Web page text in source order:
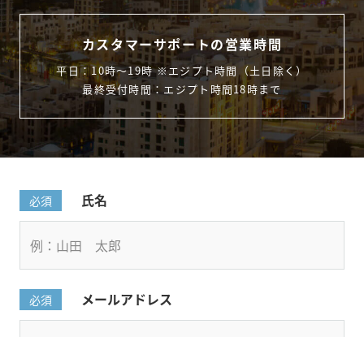
カスタマーサポートの営業時間
平日：10時〜19時 ※エジプト時間（土日除く）
最終受付時間：エジプト時間18時まで
必須 氏名
必須 メールアドレス